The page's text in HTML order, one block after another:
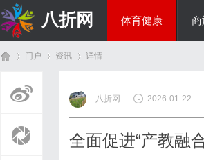
八折网 体育健康 商
门户 资讯
›
详情
八折网 2026-01-22
全面促进“产教融